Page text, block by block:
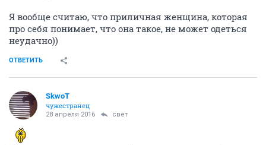
Я вообще считаю, что приличная женщина, которая
про себя понимает, что она такое, не может одеться
неудачно))
ОТВЕТИТЬ
SkwоT
чужестранец
28 апреля 2016 свет